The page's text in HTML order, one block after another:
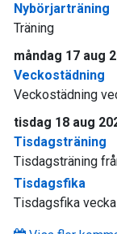
Nybörjarträning
Träning
måndag 17 aug
Veckostädning
Veckostädning
tisdag 18 aug
Tisdagsträning
Tisdagsträning
Tisdagsfika
Tisdagsfika